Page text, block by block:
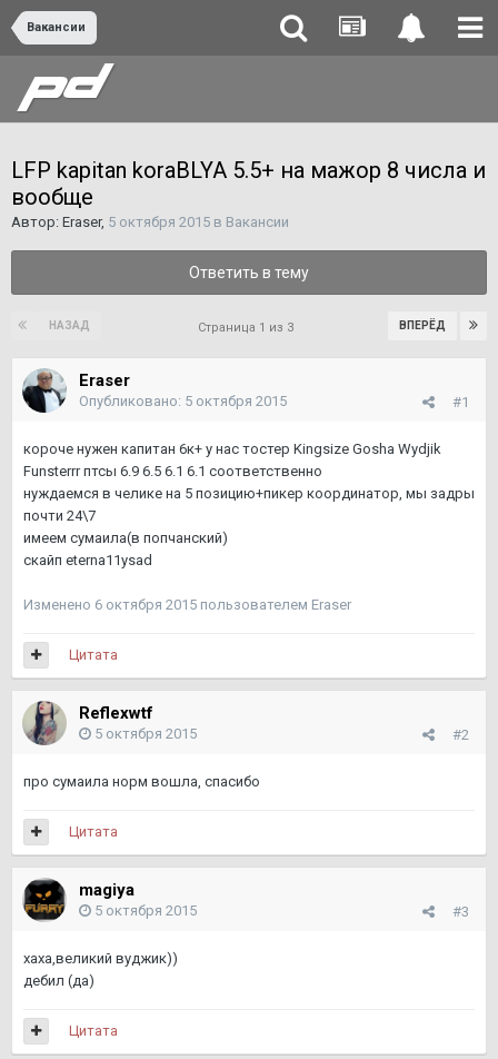
Вакансии
LFP kapitan koraBLYA 5.5+ на мажор 8 числа и
вообще
Автор: Eraser, 5 октября 2015 в Вакансии
Ответить в тему
НАЗАД ВПЕРЁД
Страница 1 из 3
Eraser
#1
Опубликовано: 5 октября 2015
короче нужен капитан 6к+ у нас тостер Kingsize Gosha Wydjik
Funsterrr птсы 6.9 6.5 6.1 6.1 соответственно
нуждаемся в челике на 5 позицию+пикер координатор, мы задры
почти 24\7
имеем сумаила(в попчанский)
скайп eterna11ysad
Изменено 6 октября 2015 пользователем Eraser
Цитата
Reflexwtf
#2
5 октября 2015
про сумаила норм вошла, спасибо
Цитата
magiya
#3
5 октября 2015
хаха,великий вуджик))
дебил (да)
Цитата